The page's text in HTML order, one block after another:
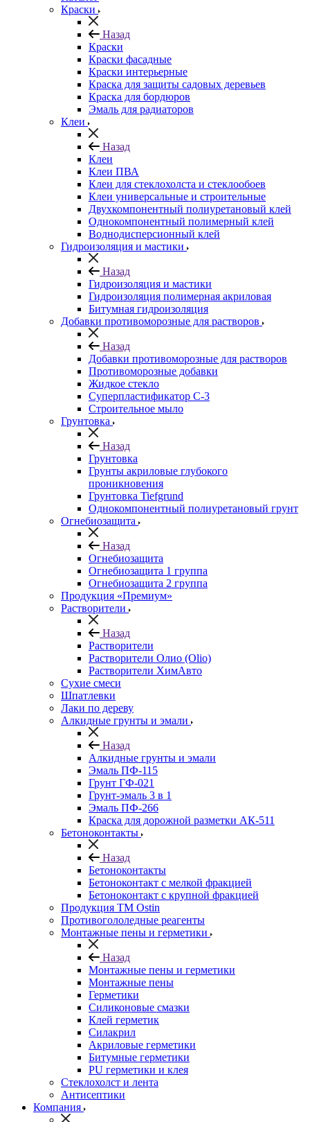
Краски
Назад
Краски
Краски фасадные
Краски интерьерные
Краска для защиты садовых деревьев
⁠Краска для бордюров
Эмаль для радиаторов
Клеи
Назад
Клеи
Клеи ПВА
Клеи для стеклохолста и стеклообоев
Клеи универсальные и строительные
Двухкомпонентный полиуретановый клей
Однокомпонентный полимерный клей
Воднодисперсионный клей
Гидроизоляция и мастики
Назад
Гидроизоляция и мастики
Гидроизоляция полимерная акриловая
Битумная гидроизоляция
Добавки противоморозные для растворов
Назад
Добавки противоморозные для растворов
Противоморозные добавки
Жидкое стекло
Суперпластификатор С-3
Строительное мыло
Грунтовка
Назад
Грунтовка
Грунты акриловые глубокого
проникновения
Грунтовка Tiefgrund
Однокомпонентный полиуретановый грунт
Огнебиозащита
Назад
Огнебиозащита
Огнебиозащита 1 группа
Огнебиозащита 2 группа
Продукция «Премиум»
Растворители
Назад
Растворители
Растворители Олио (Olio)
Растворители ХимАвто
Сухие смеси
Шпатлевки
Лаки по дереву
Алкидные грунты и эмали
Назад
Алкидные грунты и эмали
Эмаль ПФ-115
Грунт ГФ-021
Грунт-эмаль 3 в 1
Эмаль ПФ-266
Краска для дорожной разметки АК-511
Бетоноконтакты
Назад
Бетоноконтакты
Бетоноконтакт с мелкой фракцией
Бетоноконтакт с крупной фракцией
Продукция ТМ Ostin
Противогололедные реагенты
Монтажные пены и герметики
Назад
Монтажные пены и герметики
Монтажные пены
Герметики
Силиконовые смазки
Клей герметик
Силакрил
Акриловые герметики
Битумные герметики
PU герметики и клея
Стеклохолст и лента
Антисептики
Компания